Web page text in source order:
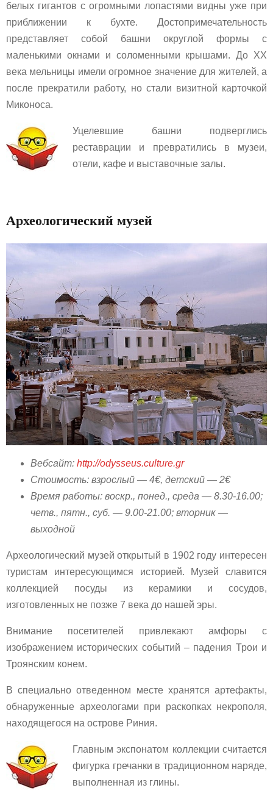
белых гигантов с огромными лопастями видны уже при
приближении к бухте. Достопримечательность
представляет собой башни округлой формы с
маленькими окнами и соломенными крышами. До XX
века мельницы имели огромное значение для жителей, а
после прекратили работу, но стали визитной карточкой
Миконоса.
Уцелевшие башни подверглись
реставрации и превратились в музеи,
отели, кафе и выставочные залы.
Археологический музей
Вебсайт: http://odysseus.culture.gr
Стоимость: взрослый — 4€, детский — 2€
Время работы: воскр., понед., среда — 8.30-16.00;
четв., пятн., суб. — 9.00-21.00; вторник —
выходной
Археологический музей открытый в 1902 году интересен
туристам интересующимся историей. Музей славится
коллекцией посуды из керамики и сосудов,
изготовленных не позже 7 века до нашей эры.
Внимание посетителей привлекают амфоры с
изображением исторических событий – падения Трои и
Троянским конем.
В специально отведенном месте хранятся артефакты,
обнаруженные археологами при раскопках некрополя,
находящегося на острове Риния.
Главным экспонатом коллекции считается
фигурка гречанки в традиционном наряде,
выполненная из глины.